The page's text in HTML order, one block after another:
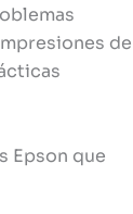
de
Epson que